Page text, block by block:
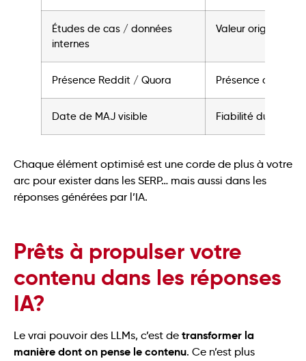
Études de cas / données
internes
Valeur originale
Présence Reddit / Quora Présence dans les
Date de MAJ visible Fiabilité du
Chaque élément optimisé est une corde de plus à votre
arc pour exister dans les SERP… mais aussi dans les
réponses générées par l’IA.
Prêts à propulser votre
contenu dans les réponses
IA?
Le vrai pouvoir des LLMs, c’est de transformer la
manière dont on pense le contenu. Ce n’est plus